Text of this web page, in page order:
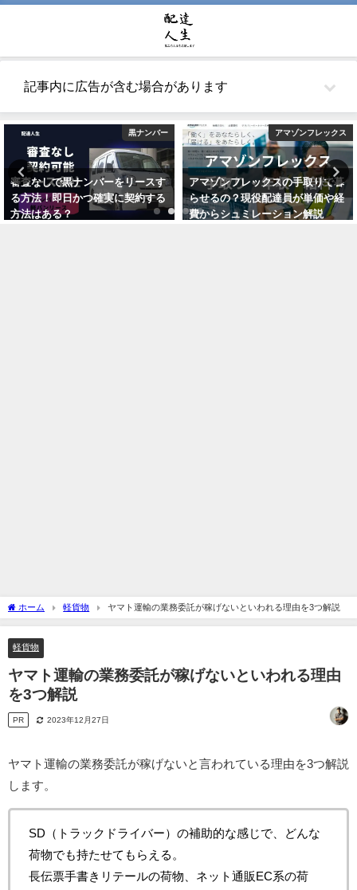
記事内に広告が含む場合があります
黒ナンバー
審査なしで黒ナンバーをリースす
る方法！即日かつ確実に契約する
方法はある？
アマゾンフレックス
アマゾンフレックスの手取りで暮
らせるの？現役配達員が単価や経
費からシュミレーション解説
ホーム 軽貨物 ヤマト運輸の業務委託が稼げないといわれる理由を3つ解説
軽貨物
ヤマト運輸の業務委託が稼げないといわれる理由
を3つ解説
PR 2023年12月27日
ヤマト運輸の業務委託が稼げないと言われている理由を3つ解説
します。
SD（トラックドライバー）の補助的な感じで、どんな
荷物でも持たせてもらえる。
長伝票手書きリテールの荷物、ネット通販EC系の荷